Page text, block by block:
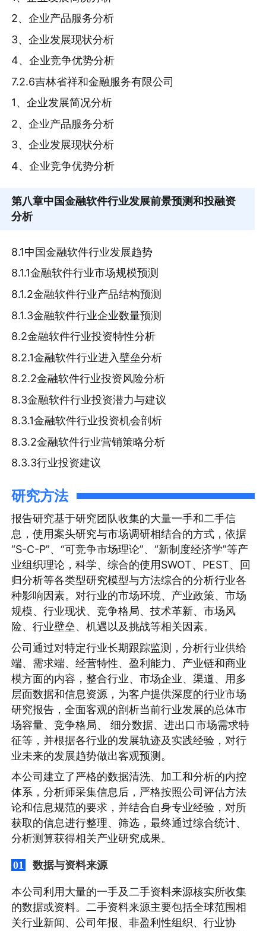
2、企业产品服务分析
3、企业发展现状分析
4、企业竞争优势分析
7.2.6吉林省祥和金融服务有限公司
1、企业发展简况分析
2、企业产品服务分析
3、企业发展现状分析
4、企业竞争优势分析
第八章中国金融软件行业发展前景预测和投融资
分析
8.1中国金融软件行业发展趋势
8.1.1金融软件行业市场规模预测
8.1.2金融软件行业产品结构预测
8.1.3金融软件行业企业数量预测
8.2金融软件行业投资特性分析
8.2.1金融软件行业进入壁垒分析
8.2.2金融软件行业投资风险分析
8.3金融软件行业投资潜力与建议
8.3.1金融软件行业投资机会剖析
8.3.2金融软件行业营销策略分析
8.3.3行业投资建议
研究方法
报告研究基于研究团队收集的大量一手和二手信
息，使用案头研究与市场调研相结合的方式，依据
“S-C-P”、“可竞争市场理论”、“新制度经济学”等产
业组织理论，科学、综合的使用SWOT、PEST、回
归分析等各类型研究模型与方法综合的分析行业各
种影响因素。对行业的市场环境、产业政策、市场
规模、行业现状、竞争格局、技术革新、市场风
险、行业壁垒、机遇以及挑战等相关因素。
公司通过对特定行业长期跟踪监测，分析行业供给
端、需求端、经营特性、盈利能力、产业链和商业
模方面的内容，整合行业、市场企业、渠道、用多
层面数据和信息资源，为客户提供深度的行业市场
研究报告，全面客观的剖析当前行业发展的总体市
场容量、竞争格局、 细分数据、进出口市场需求特
征等，并根据各行业的发展轨迹及实践经验，对行
业未来的发展趋势做出客观预测。
本公司建立了严格的数据清洗、加工和分析的内控
体系，分析师采集信息后，严格按照公司评估方法
论和信息规范的要求，并结合自身专业经验，对所
获取的信息进行整理、筛选，最终通过综合统计、
分析测算获得相关产业研究成果。
01 数据与资料来源
本公司利用大量的一手及二手资料来源核实所收集
的数据或资料。二手资料来源主要包括全球范围相
关行业新闻、公司年报、非盈利性组织、行业协